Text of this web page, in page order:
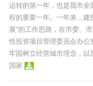
运转的第一年，也是我市全
程的重要一年。一年来，建
展”的工作思路，在市委、
性投资项目管理委员会办公
牢固树立经营城市理念，
国家